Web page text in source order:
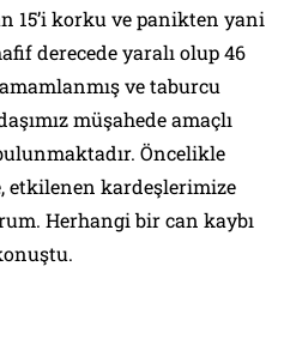
15’i korku ve panikten yani
derecede yaralı olup 46
ve taburcu
müşahede amaçlı
Öncelikle
etkilenen kardeşlerimize
Herhangi bir can kaybı